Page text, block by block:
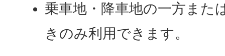
乗車地・降車地の一方また
きのみ利用できます。